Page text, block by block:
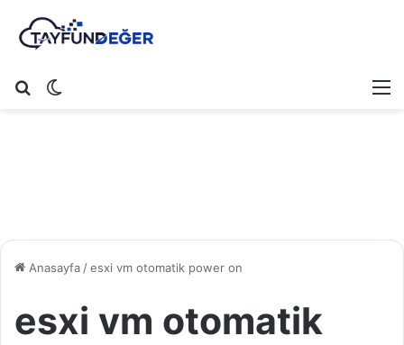
Arama yap ...
Anasayfa/esxi vm otomatik power on
esxi vm otomatik